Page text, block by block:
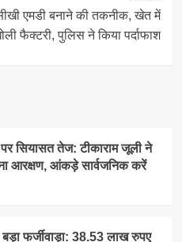
एमडी बनाने की तकनीक, खेत में
फैक्टरी, पुलिस ने किया पर्दाफाश
सियासत तेज: टीकाराम जूली ने
आरक्षण, आंकड़े सार्वजनिक करें
फर्जीवाड़ा: 38.53 लाख रुपए